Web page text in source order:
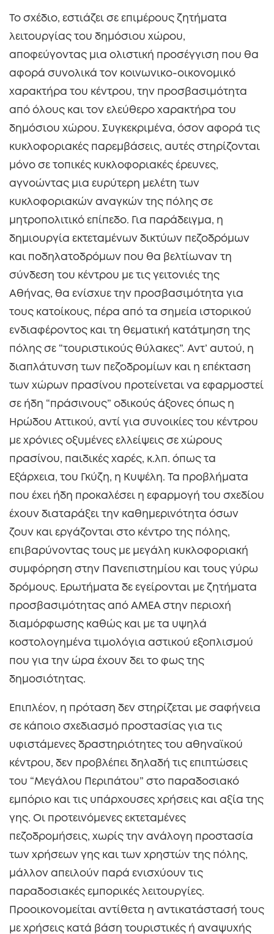
Το σχέδιο, εστιάζει σε επιμέρους ζητήματα
λειτουργίας του δημόσιου χώρου,
αποφεύγοντας μια ολιστική προσέγγιση που θα
αφορά συνολικά τον κοινωνικο-οικονομικό
χαρακτήρα του κέντρου, την προσβασιμότητα
από όλους και τον ελεύθερο χαρακτήρα του
δημόσιου χώρου. Συγκεκριμένα, όσον αφορά τις
κυκλοφοριακές παρεμβάσεις, αυτές στηρίζονται
μόνο σε τοπικές κυκλοφοριακές έρευνες,
αγνοώντας μια ευρύτερη μελέτη των
κυκλοφοριακών αναγκών της πόλης σε
μητροπολιτικό επίπεδο. Για παράδειγμα, η
δημιουργία εκτεταμένων δικτύων πεζοδρόμων
και ποδηλατοδρόμων που θα βελτίωναν τη
σύνδεση του κέντρου με τις γειτονιές της
Αθήνας, θα ενίσχυε την προσβασιμότητα για
τους κατοίκους, πέρα από τα σημεία ιστορικού
ενδιαφέροντος και τη θεματική κατάτμηση της
πόλης σε “τουριστικούς θύλακες”. Αντ’ αυτού, η
διαπλάτυνση των πεζοδρομίων και η επέκταση
των χώρων πρασίνου προτείνεται να εφαρμοστεί
σε ήδη “πράσινους” οδικούς άξονες όπως η
Ηρώδου Αττικού, αντί για συνοικίες του κέντρου
με χρόνιες οξυμένες ελλείψεις σε χώρους
πρασίνου, παιδικές χαρές, κ.λπ. όπως τα
Εξάρχεια, του Γκύζη, η Κυψέλη. Τα προβλήματα
που έχει ήδη προκαλέσει η εφαρμογή του σχεδίου
έχουν διαταράξει την καθημερινότητα όσων
ζουν και εργάζονται στο κέντρο της πόλης,
επιβαρύνοντας τους με μεγάλη κυκλοφοριακή
συμφόρηση στην Πανεπιστημίου και τους γύρω
δρόμους. Ερωτήματα δε εγείρονται με ζητήματα
προσβασιμότητας από ΑΜΕΑ στην περιοχή
διαμόρφωσης καθώς και με τα υψηλά
κοστολογημένα τιμολόγια αστικού εξοπλισμού
που για την ώρα έχουν δει το φως της
δημοσιότητας.
Επιπλέον, η πρόταση δεν στηρίζεται με σαφήνεια
σε κάποιο σχεδιασμό προστασίας για τις
υφιστάμενες δραστηριότητες του αθηναϊκού
κέντρου, δεν προβλέπει δηλαδή τις επιπτώσεις
του “Μεγάλου Περιπάτου” στο παραδοσιακό
εμπόριο και τις υπάρχουσες χρήσεις και αξία της
γης. Οι προτεινόμενες εκτεταμένες
πεζοδρομήσεις, χωρίς την ανάλογη προστασία
των χρήσεων γης και των χρηστών της πόλης,
μάλλον απειλούν παρά ενισχύουν τις
παραδοσιακές εμπορικές λειτουργίες.
Προοικονομείται αντίθετα η αντικατάστασή τους
με χρήσεις κατά βάση τουριστικές ή αναψυχής